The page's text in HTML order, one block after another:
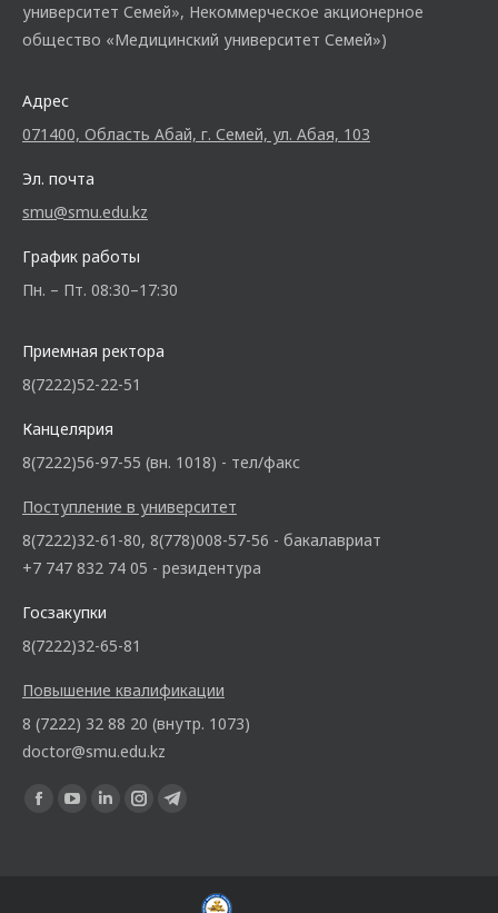
университет Семей», Некоммерческое акционерное
общество «Медицинский университет Семей»)
Адрес
071400, Область Абай, г. Семей, ул. Абая, 103
Эл. почта
smu@smu.edu.kz
График работы
Пн. – Пт. 08:30–17:30
Приемная ректора
8(7222)52-22-51
Канцелярия
8(7222)56-97-55 (вн. 1018) - тел/факс
Поступление в университет
8(7222)32-61-80, 8(778)008-57-56 - бакалавриат
+7 747 832 74 05 - резидентура
Госзакупки
8(7222)32-65-81
Повышение квалификации
8 (7222) 32 88 20 (внутр. 1073)
doctor@smu.edu.kz
Ищите нас: